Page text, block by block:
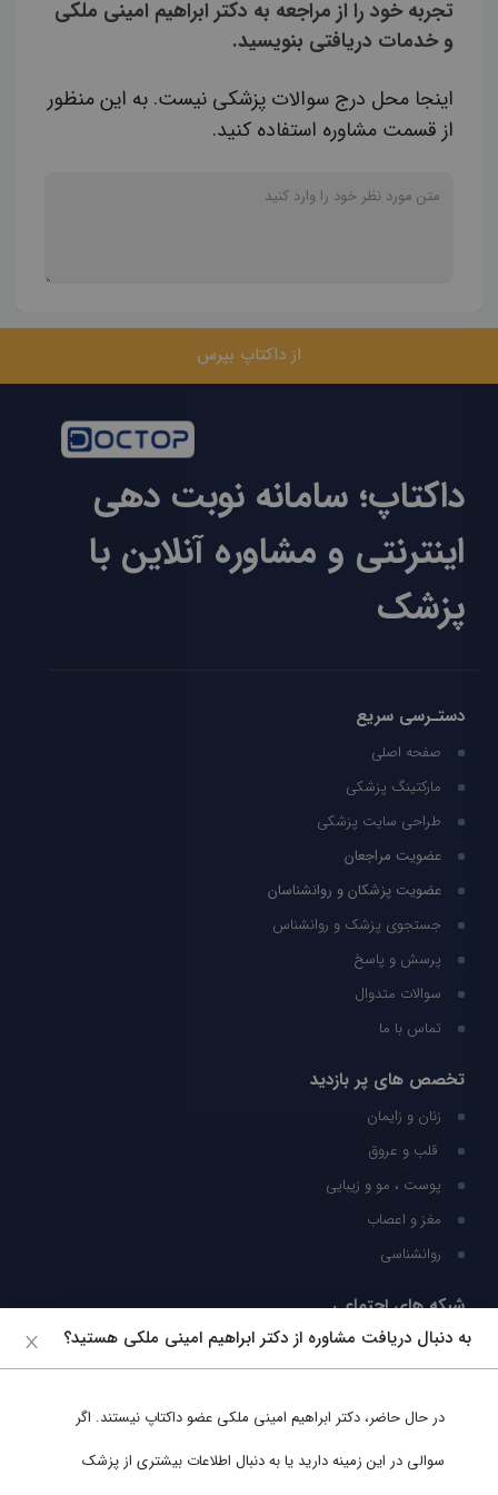
تجربه خود را از مراجعه به دکتر ابراهیم امینی ملکی
و خدمات دریافتی بنویسید.
اینجا محل درج سوالات پزشکی نیست. به این منظور
از قسمت مشاوره استفاده کنید.
از داکتاپ بپرس
داکتاپ؛ سامانه نوبت دهی
اینترنتی و مشاوره آنلاین با
پزشک
دستـرسی سریع
صفحه اصلی
مارکتینگ پزشکی
طراحی سایت پزشکی
عضویت مراجعان
عضویت پزشکان و روانشناسان
جستجوی پزشک و روانشناس
پرسش و پاسخ
سوالات متدوال
تماس با ما
تخصص های پر بازدید
زنان و زایمان
قلب و عروق
پوست ، مو و زیبایی
مغز و اعصاب
روانشناسی
شبکه های اجتماعی
ما را در شبکه های اجتماعی دنبال کنید
به دنبال دریافت مشاوره از دکتر ابراهیم امینی ملکی هستید؟
در حال حاضر، دکتر ابراهیم امینی ملکی عضو داکتاپ نیستند. اگر
سوالی در این زمینه دارید یا به دنبال اطلاعات بیشتری از پزشک